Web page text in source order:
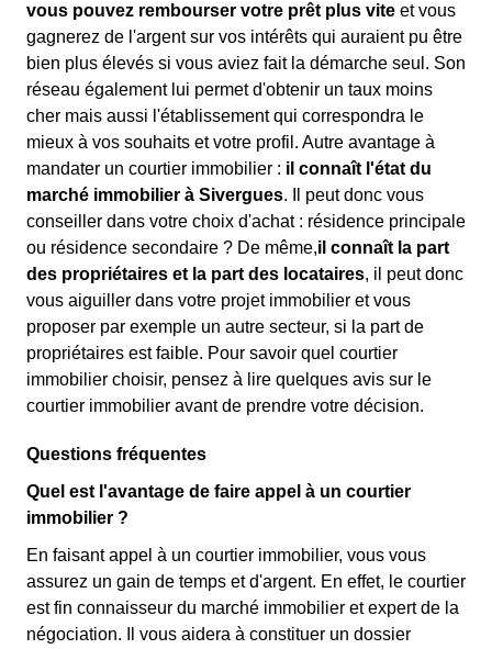
vous pouvez rembourser votre prêt plus vite et vous
gagnerez de l'argent sur vos intérêts qui auraient pu être
bien plus élevés si vous aviez fait la démarche seul. Son
réseau également lui permet d'obtenir un taux moins
cher mais aussi l'établissement qui correspondra le
mieux à vos souhaits et votre profil. Autre avantage à
mandater un courtier immobilier : il connaît l'état du
marché immobilier à Sivergues. Il peut donc vous
conseiller dans votre choix d'achat : résidence principale
ou résidence secondaire ? De même,il connaît la part
des propriétaires et la part des locataires, il peut donc
vous aiguiller dans votre projet immobilier et vous
proposer par exemple un autre secteur, si la part de
propriétaires est faible. Pour savoir quel courtier
immobilier choisir, pensez à lire quelques avis sur le
courtier immobilier avant de prendre votre décision.
Questions fréquentes
Quel est l'avantage de faire appel à un courtier
immobilier ?
En faisant appel à un courtier immobilier, vous vous
assurez un gain de temps et d'argent. En effet, le courtier
est fin connaisseur du marché immobilier et expert de la
négociation. Il vous aidera à constituer un dossier